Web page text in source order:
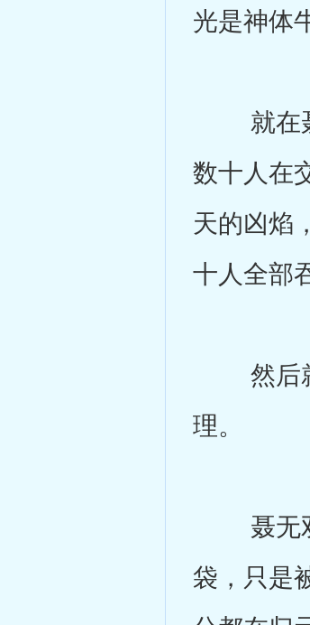
光是神体
就在聂
数十人在
天的凶焰
十人全部
然后就
理。
聂无双
袋，只是